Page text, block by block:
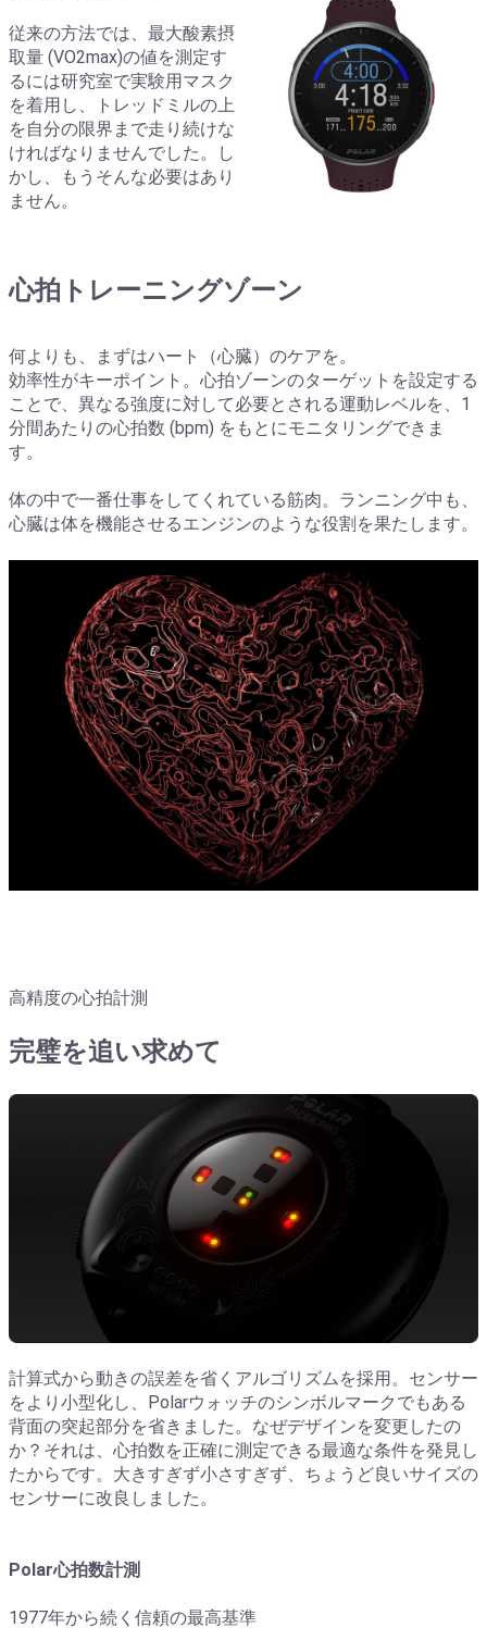
従来の方法では、最大酸素摂
取量 (VO2max)の値を測定す
るには研究室で実験用マスク
を着用し、トレッドミルの上
を自分の限界まで走り続けな
ければなりませんでした。し
かし、もうそんな必要はあり
ません。
心拍トレーニングゾーン
何よりも、まずはハート（心臓）のケアを。
効率性がキーポイント。心拍ゾーンのターゲットを設定する
ことで、異なる強度に対して必要とされる運動レベルを、1
分間あたりの心拍数 (bpm) をもとにモニタリングできま
す。
体の中で一番仕事をしてくれている筋肉。ランニング中も、
心臓は体を機能させるエンジンのような役割を果たします。
高精度の心拍計測
完璧を追い求めて
計算式から動きの誤差を省くアルゴリズムを採用。センサー
をより小型化し、Polarウォッチのシンボルマークでもある
背面の突起部分を省きました。なぜデザインを変更したの
か？それは、心拍数を正確に測定できる最適な条件を発見し
たからです。大きすぎず小さすぎず、ちょうど良いサイズの
センサーに改良しました。
Polar心拍数計測
1977年から続く信頼の最高基準